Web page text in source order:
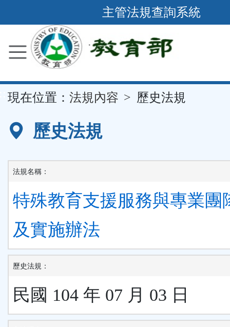
到
要
容
區
主管法規查詢系統
現在位置： 法規內容 歷史法規
歷史法規
法規名稱：
特殊教育支援服務與專業團
及實施辦法
歷史法規：
民國 104 年 07 月 03 日